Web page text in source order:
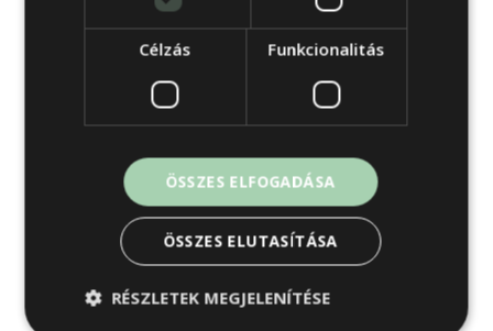
Célzás Funkcionalitás
ÖSSZES ELFOGADÁSA
ÖSSZES ELUTASÍTÁSA
RÉSZLETEK MEGJELENÍTÉSE